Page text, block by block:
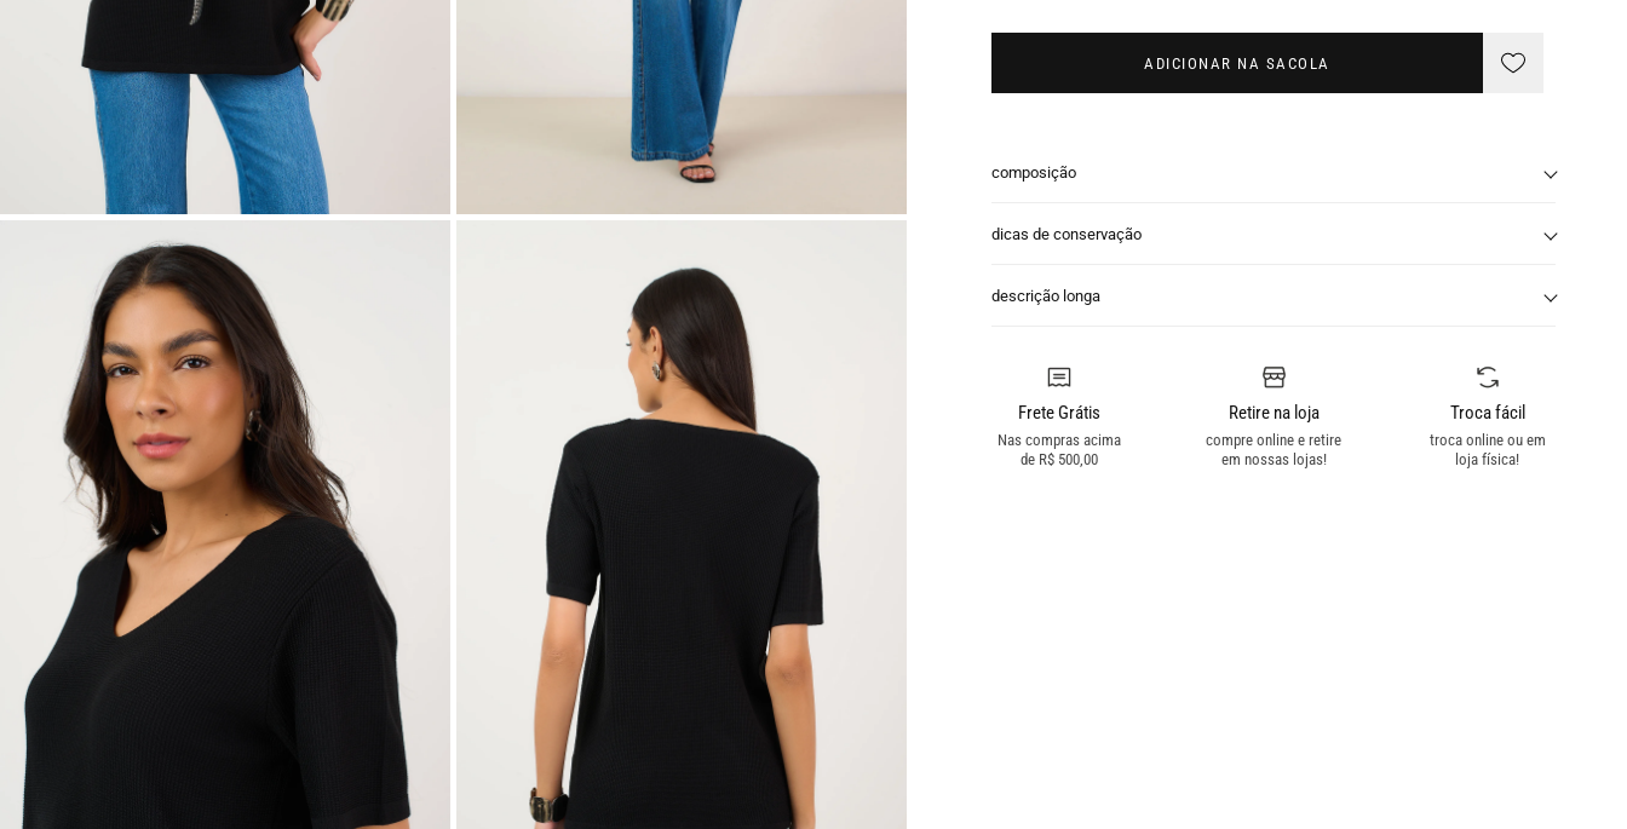
ADICIONAR NA SACOLA
composição
dicas de conservação
descrição longa
Frete Grátis
Nas compras acima
de R$ 500,00
Retire na loja
compre online e retire
em nossas lojas!
Troca fácil
troca online ou em
loja física!